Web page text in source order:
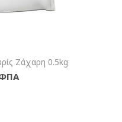
Ζάχαρη 0.5kg